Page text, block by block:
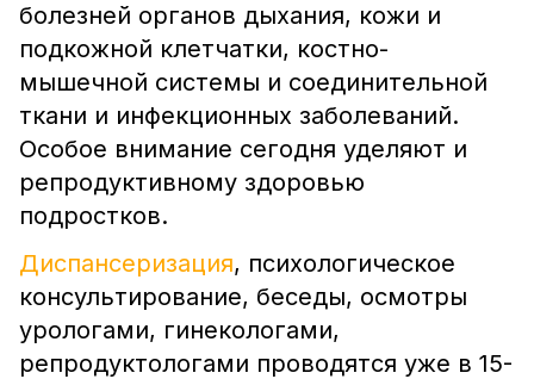
болезней органов дыхания, кожи и
подкожной клетчатки, костно-
мышечной системы и соединительной
ткани и инфекционных заболеваний.
Особое внимание сегодня уделяют и
репродуктивному здоровью
подростков.
Диспансеризация, психологическое
консультирование, беседы, осмотры
урологами, гинекологами,
репродуктологами проводятся уже в 15-